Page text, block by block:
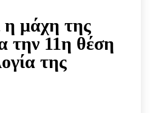
η μάχη της
την 11η θέση
της